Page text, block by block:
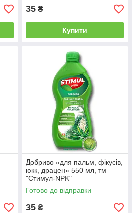
35 ₴
Купити
Добриво «для пальм, фікусів,
юкк, драцен» 550 мл, тм
"Стимул-NPK"
Готово до відправки
35 ₴